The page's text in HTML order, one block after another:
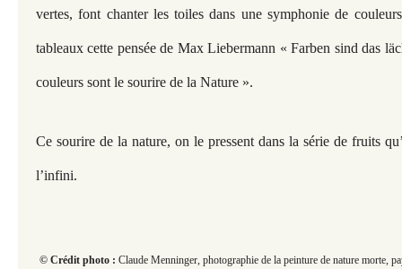
vertes, font chanter les toiles dans une symphonie de
tableaux cette pensée de Max Liebermann « Farben sind das
couleurs sont le sourire de la Nature ».
Ce sourire de la nature, on le pressent dans la série de fruits
l’infini.
© Crédit photo : Claude Menninger, photographie de la peinture de nature morte,